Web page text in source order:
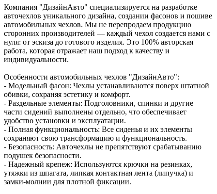
Компания "ДизайнАвто" специализируется на разработке
авточехлов уникального дизайна, создании фасонов и пошиве
автомобильных чехлов. Мы не перепродаем продукцию
сторонних производителей — каждый чехол создается нами с
нуля: от эскиза до готового изделия. Это 100% авторская
работа, которая отражает наш подход к качеству и
индивидуальности.
Особенности автомобильных чехлов "ДизайнАвто":
- Модельный фасон: Чехлы устанавливаются поверх штатной
обивки, сохраняя эстетику и комфорт.
- Раздельные элементы: Подголовники, спинки и другие
части сидений выполнены отдельно, что обеспечивает
удобство установки и эксплуатации.
- Полная функциональность: Все сиденья и их элементы
сохраняют свою трансформацию и функциональность.
- Безопасность: Авточехлы не препятствуют срабатыванию
подушек безопасности.
- Надежный крепеж: Используются крючки на резинках,
утяжки из шпагата, липкая контактная лента (липучка) и
замки-молнии для плотной фиксации.